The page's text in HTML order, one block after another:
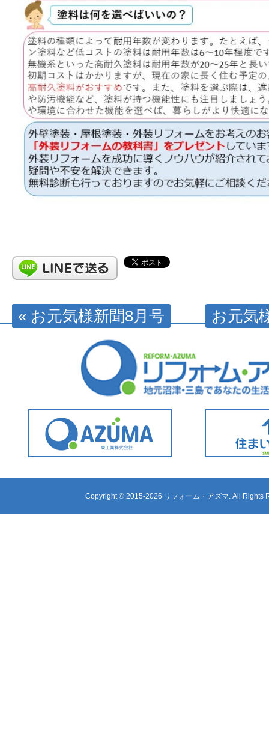
« お元気様新聞8月号 お元気
Copyright © 2015-2026 リフォーム・アズマ. All Rights